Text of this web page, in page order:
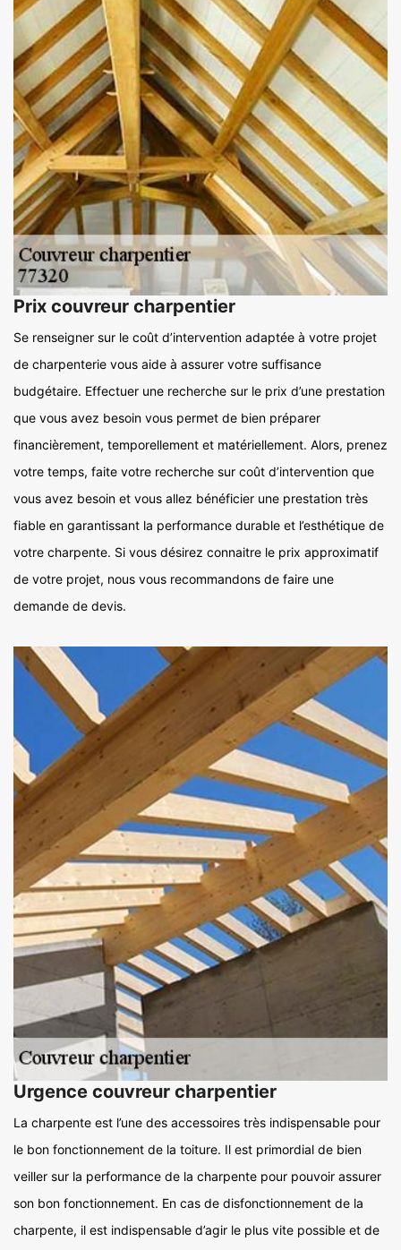
Prix couvreur charpentier
Se renseigner sur le coût d’intervention adaptée à votre projet
de charpenterie vous aide à assurer votre suffisance
budgétaire. Effectuer une recherche sur le prix d’une prestation
que vous avez besoin vous permet de bien préparer
financièrement, temporellement et matériellement. Alors, prenez
votre temps, faite votre recherche sur coût d’intervention que
vous avez besoin et vous allez bénéficier une prestation très
fiable en garantissant la performance durable et l’esthétique de
votre charpente. Si vous désirez connaitre le prix approximatif
de votre projet, nous vous recommandons de faire une
demande de devis.
Urgence couvreur charpentier
La charpente est l’une des accessoires très indispensable pour
le bon fonctionnement de la toiture. Il est primordial de bien
veiller sur la performance de la charpente pour pouvoir assurer
son bon fonctionnement. En cas de disfonctionnement de la
charpente, il est indispensable d’agir le plus vite possible et de